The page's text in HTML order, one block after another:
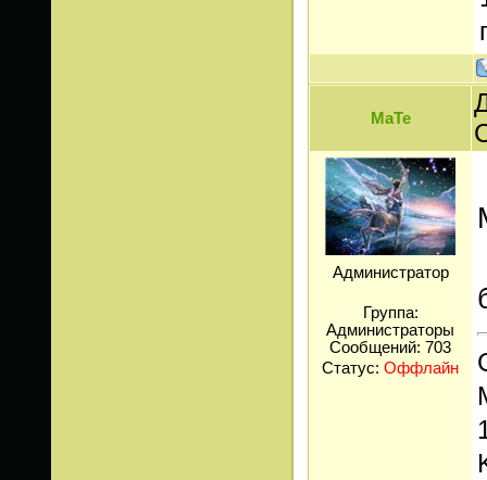
МаТе
Администратор
Группа:
Администраторы
Сообщений: 703
Статус: Оффлайн